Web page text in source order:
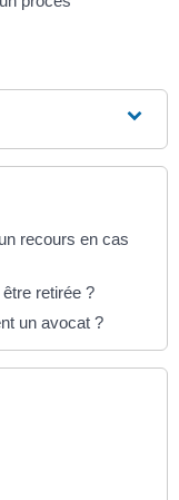
recours en cas
retirée ?
un avocat ?